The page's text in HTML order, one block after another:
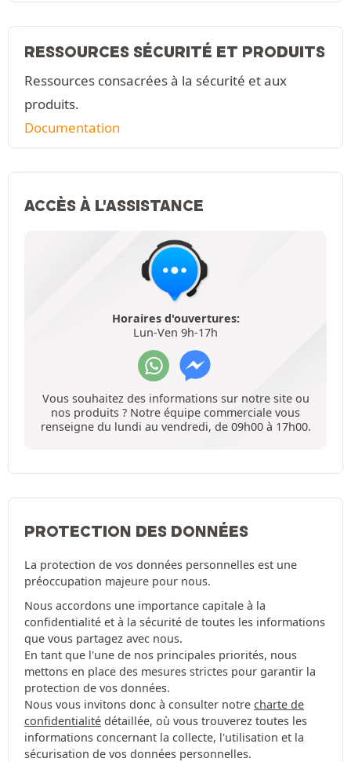
RESSOURCES SÉCURITÉ ET PRODUITS
Ressources consacrées à la sécurité et aux
produits.
Documentation
ACCÈS À L'ASSISTANCE
Horaires d'ouvertures:
Lun-Ven 9h-17h
Vous souhaitez des informations sur notre site ou
nos produits ? Notre équipe commerciale vous
renseigne du lundi au vendredi, de 09h00 à 17h00.
PROTECTION DES DONNÉES
La protection de vos données personnelles est une
préoccupation majeure pour nous.
Nous accordons une importance capitale à la
confidentialité et à la sécurité de toutes les informations
que vous partagez avec nous.
En tant que l'une de nos principales priorités, nous
mettons en place des mesures strictes pour garantir la
protection de vos données.
Nous vous invitons donc à consulter notre charte de
confidentialité détaillée, où vous trouverez toutes les
informations concernant la collecte, l'utilisation et la
sécurisation de vos données personnelles.